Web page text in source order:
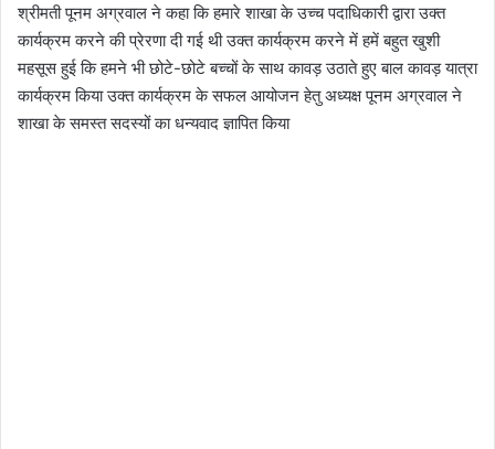
श्रीमती पूनम अग्रवाल ने कहा कि हमारे शाखा के उच्च पदाधिकारी द्वारा उक्त
कार्यक्रम करने की प्रेरणा दी गई थी उक्त कार्यक्रम करने में हमें बहुत खुशी
महसूस हुई कि हमने भी छोटे-छोटे बच्चों के साथ कावड़ उठाते हुए बाल कावड़ यात्रा
कार्यक्रम किया उक्त कार्यक्रम के सफल आयोजन हेतु अध्यक्ष पूनम अग्रवाल ने
शाखा के समस्त सदस्यों का धन्यवाद ज्ञापित किया